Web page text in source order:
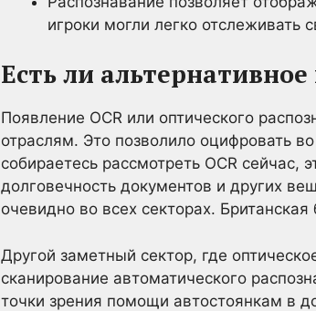
игроки могли легко отслеживать
Есть ли
Появление OCR или оптического
отраслям. Это позволило оцифровать
собираетесь рассмотреть OCR
долговечность документов и других
очевидно во всех секторах.
Другой заметный сектор, где
сканирование автоматического
точки зрения помощи автостоянкам в